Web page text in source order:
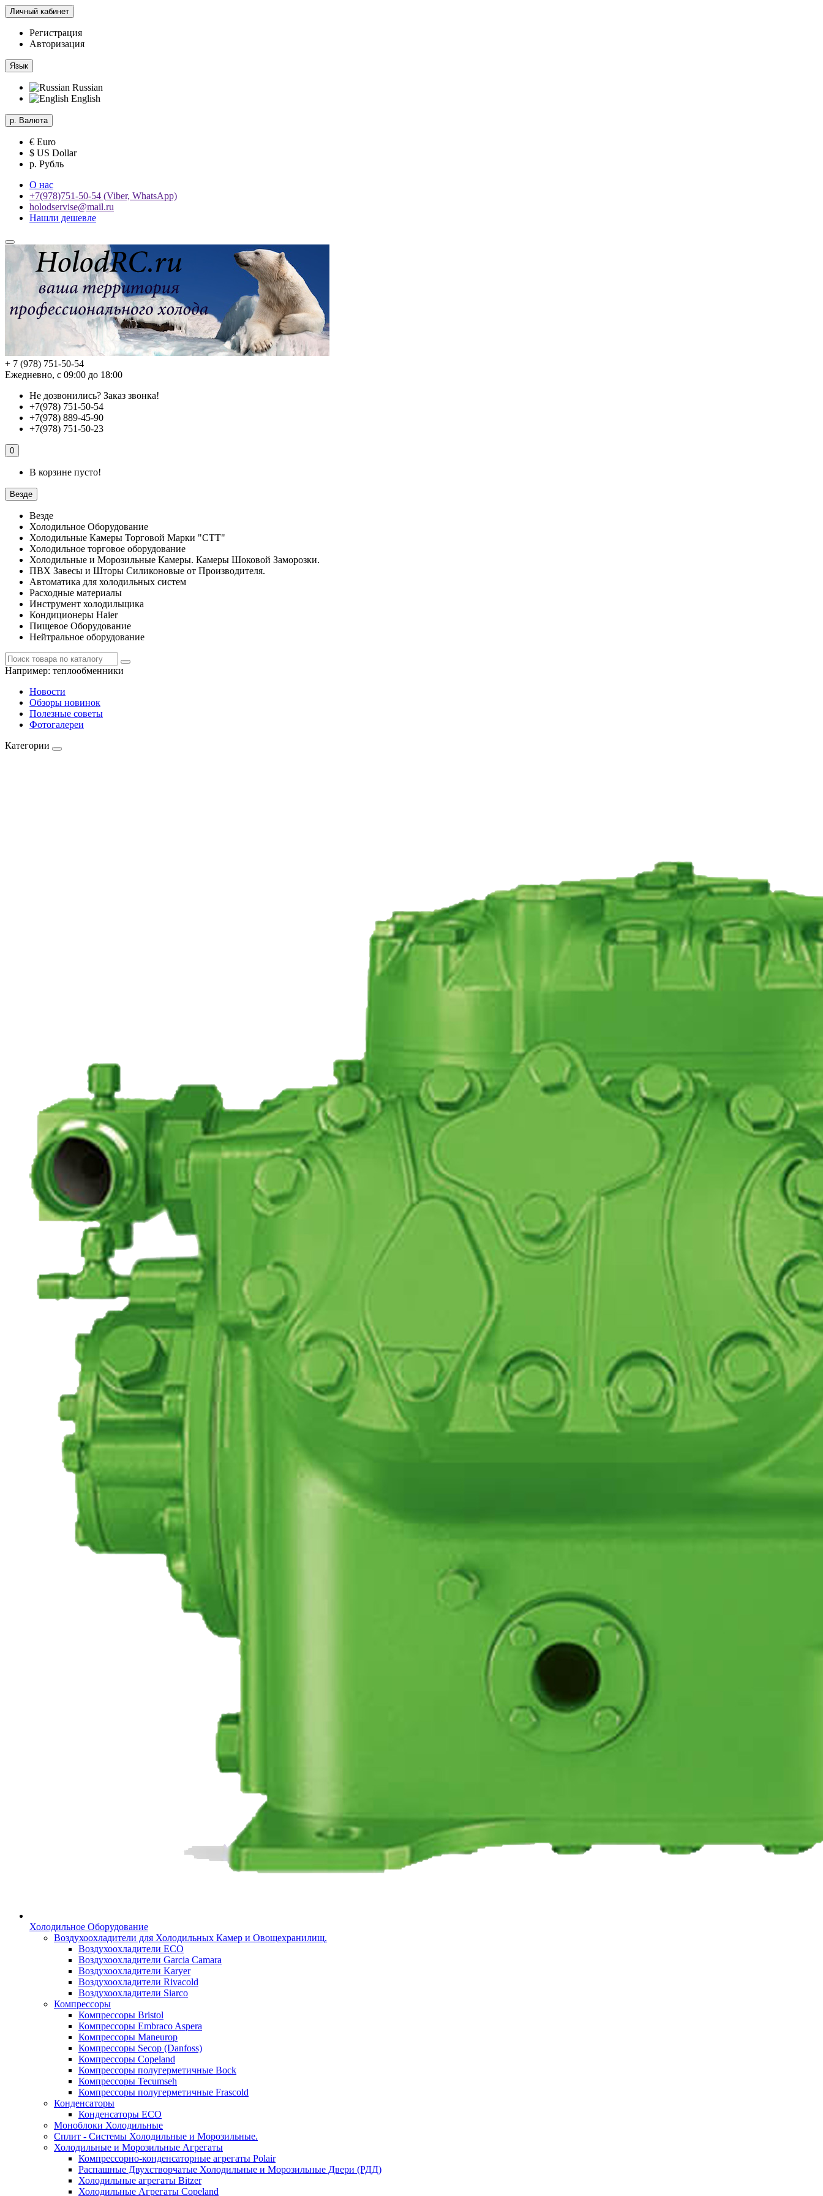
Личный кабинет
Регистрация
Авторизация
Язык
Russian
English
р. Валюта
€ Euro
$ US Dollar
р. Рубль
О нас
+7(978)751-50-54 (Viber, WhatsApp)
holodservise@mail.ru
Нашли дешевле
+ 7 (978) 751-50-54
Ежедневно, с 09:00 до 18:00
Не дозвонились? Заказ звонка!
+7(978) 751-50-54
+7(978) 889-45-90
+7(978) 751-50-23
0
В корзине пусто!
Везде
Везде
Холодильное Оборудование
Холодильные Камеры Торговой Марки "СТТ"
Холодильное торговое оборудование
Холодильные и Морозильные Камеры. Камеры Шоковой Заморозки.
ПВХ Завесы и Шторы Силиконовые от Производителя.
Автоматика для холодильных систем
Расходные материалы
Инструмент холодильщика
Кондиционеры Haier
Пищевое Оборудование
Нейтральное оборудование
Например: теплообменники
Новости
Обзоры новинок
Полезные советы
Фотогалереи
Категории
Холодильное Оборудование
Воздухоохладители для Холодильных Камер и Овощехранилищ.
Воздухоохладители ECO
Воздухоохладители Garcia Camara
Воздухоохладители Karyer
Воздухоохладители Rivacold
Воздухоохладители Siarco
Компрессоры
Компрессоры Bristol
Компрессоры Embraco Aspera
Компрессоры Maneurop
Компрессоры Secop (Danfoss)
Компрессоры Copeland
Компрессоры полугерметичные Bock
Компрессоры Tecumseh
Компрессоры полугерметичные Frascold
Конденсаторы
Конденсаторы ECO
Моноблоки Холодильные
Сплит - Системы Холодильные и Морозильные.
Холодильные и Морозильные Агрегаты
Компрессорно-конденсаторные агрегаты Polair
Распашные Двухстворчатые Холодильные и Морозильные Двери (РДД)
Холодильные агрегаты Bitzer
Холодильные Агрегаты Copeland